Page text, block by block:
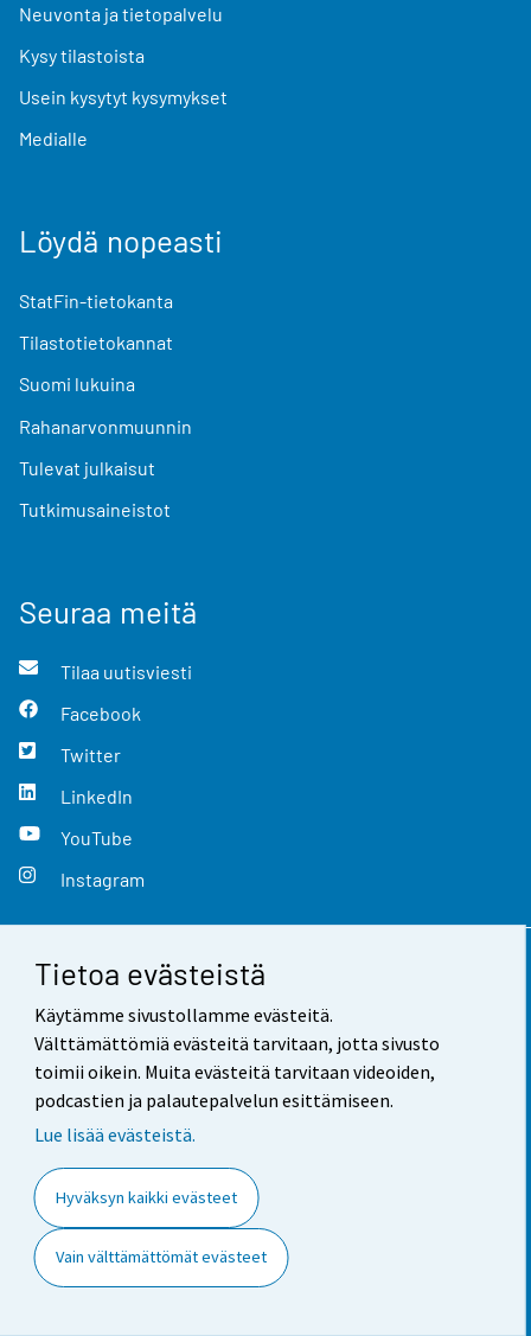
Tietoa evästeistä
Käytämme sivustollamme evästeitä.
Välttämättömiä evästeitä tarvitaan, jotta sivusto
toimii oikein. Muita evästeitä tarvitaan videoiden,
podcastien ja palautepalvelun esittämiseen.
Lue lisää evästeistä.
Hyväksyn kaikki evästeet
Vain välttämättömät evästeet
Neuvonta ja tietopalvelu
Kysy tilastoista
Usein kysytyt kysymykset
Medialle
Löydä nopeasti
StatFin-tietokanta
Tilastotietokannat
Suomi lukuina
Rahanarvonmuunnin
Tulevat julkaisut
Tutkimusaineistot
Seuraa meitä
Tilaa uutisviesti
Facebook
Twitter
LinkedIn
YouTube
Instagram
Yhteystiedot
Palaute
Käyttöehdot
Saavutettavuus
Tietoa sivustosta
Evästeasetukset